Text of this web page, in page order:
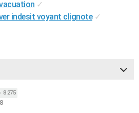
✓
indesit voyant clignote ✓
8 275